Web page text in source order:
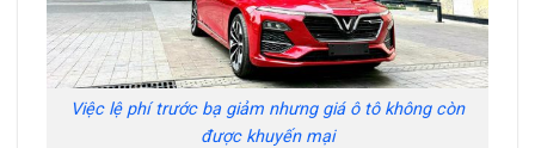
Việc lệ phí trước bạ giảm nhưng giá ô tô không còn
được khuyến mại